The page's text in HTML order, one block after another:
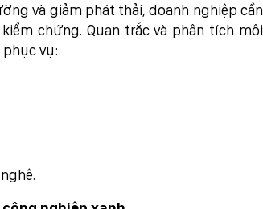
và giảm phát thải, doanh nghiệp cần
chứng. Quan trắc và phân tích môi
vụ: